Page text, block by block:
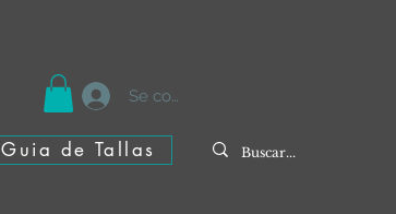
Se connecter
Guia de Tallas